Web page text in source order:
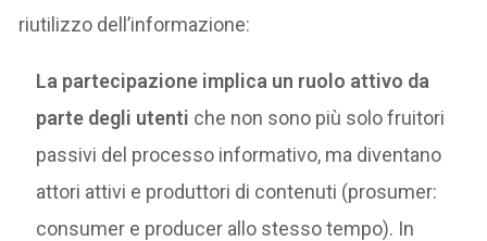
riutilizzo dell’informazione:
La partecipazione implica un ruolo attivo da
parte degli utenti che non sono più solo fruitori
passivi del processo informativo, ma diventano
attori attivi e produttori di contenuti (prosumer:
consumer e producer allo stesso tempo). In